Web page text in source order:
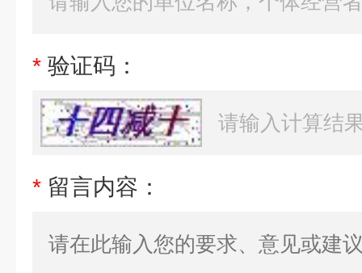
* 验证码：
* 留言内容：